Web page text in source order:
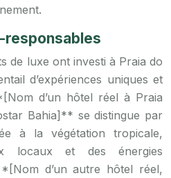
responsables
de luxe ont investi à Praia do
d’expériences uniques et
d’un hôtel réel à Praia
Bahia]** se distingue par
à la végétation tropicale,
locaux et des énergies
d’un autre hôtel réel,